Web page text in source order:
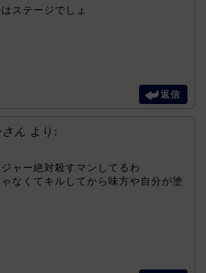
ステージでしょ
返信
ん より:
ャー絶対殺すマンしてるわ
なくてキルしてから味方や自分が塗